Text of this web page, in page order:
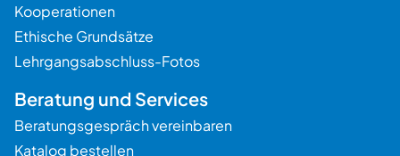
Kooperationen
Ethische Grundsätze
Lehrgangsabschluss-Fotos
Beratung und Services
Beratungsgespräch vereinbaren
Katalog bestellen